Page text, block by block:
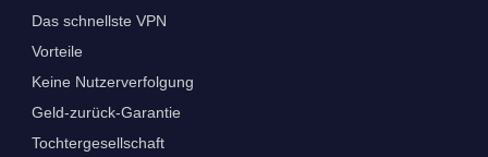
Das schnellste VPN
Vorteile
Keine Nutzerverfolgung
Geld-zurück-Garantie
Tochtergesellschaft